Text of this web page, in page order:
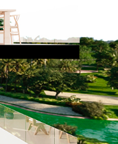
MÁS
Nombre
Teléfono*